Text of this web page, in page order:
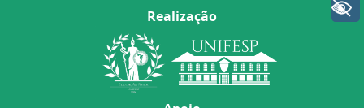
Realização